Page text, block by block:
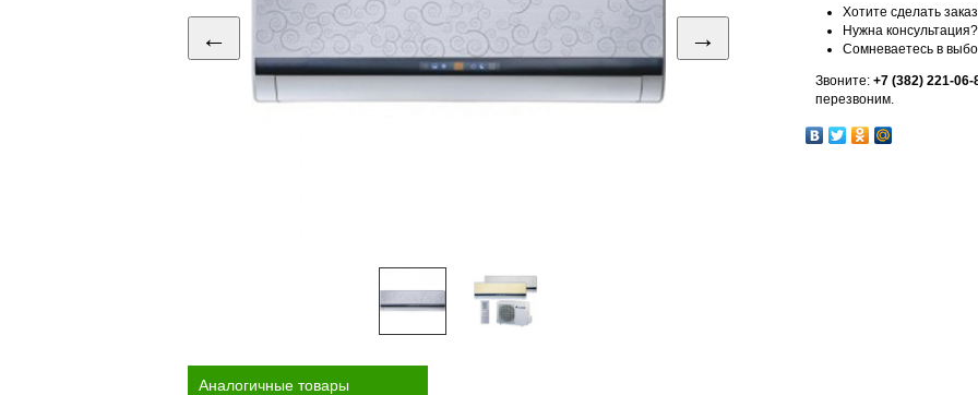
← →
Хотите сделать
Нужна консультация?
Сомневаетесь в
Звоните: +7 (382) 221-06-
перезвоним.
Аналогичные товары